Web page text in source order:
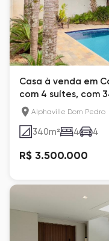
Casa à venda em
com 4 suítes, com
Alphaville Dom Pedro
340m² 4 4
R$ 3.500.000